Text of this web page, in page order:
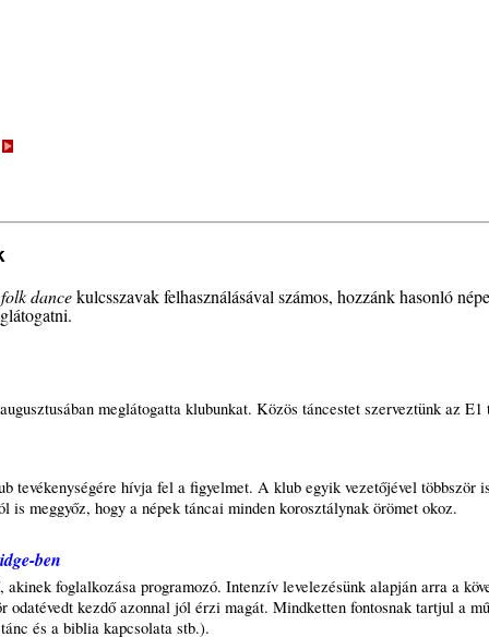
dancekulcsszavak felhasználásával számos, hozzánk hasonló
meglátogatta klubunkat. Közös táncestet szerveztünk az
tevékenységére hívja fel a figyelmet. A klub egyik vezetőjével
meggyőz, hogy a népek táncai minden korosztálynak örömet okoz.
ben
foglalkozása programozó. Intenzív levelezésünk alapján arra a
odatévedt kezdő azonnal jól érzi magát. Mindketten fontosnak tartjul a
és a biblia kapcsolata stb.).